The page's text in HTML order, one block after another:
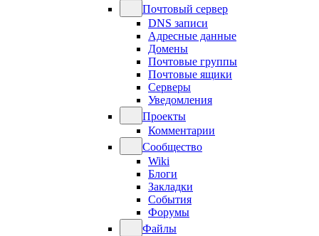
Почтовый сервер
DNS записи
Адресные данные
Домены
Почтовые группы
Почтовые ящики
Серверы
Уведомления
Проекты
Комментарии
Сообщество
Wiki
Блоги
Закладки
События
Форумы
Файлы